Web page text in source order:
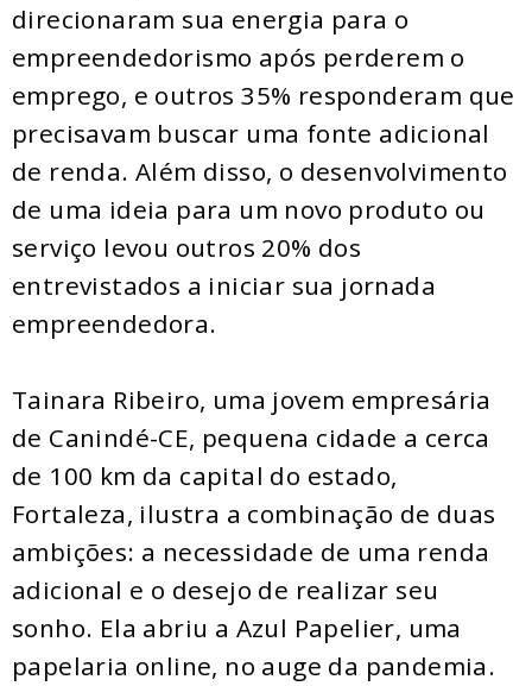
direcionaram sua energia para o
empreendedorismo após perderem o
emprego, e outros 35% responderam que
precisavam buscar uma fonte adicional
de renda. Além disso, o desenvolvimento
de uma ideia para um novo produto ou
serviço levou outros 20% dos
entrevistados a iniciar sua jornada
empreendedora.
Tainara Ribeiro, uma jovem empresária
de Canindé-CE, pequena cidade a cerca
de 100 km da capital do estado,
Fortaleza, ilustra a combinação de duas
ambições: a necessidade de uma renda
adicional e o desejo de realizar seu
sonho. Ela abriu a Azul Papelier, uma
papelaria online, no auge da pandemia.